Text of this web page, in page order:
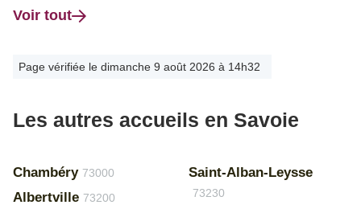
Voir tout
Page vérifiée le dimanche 9 août 2026 à 14h32
Les autres accueils en Savoie
Chambéry 73000
Albertville 73200
Saint-Alban-Leysse
73230